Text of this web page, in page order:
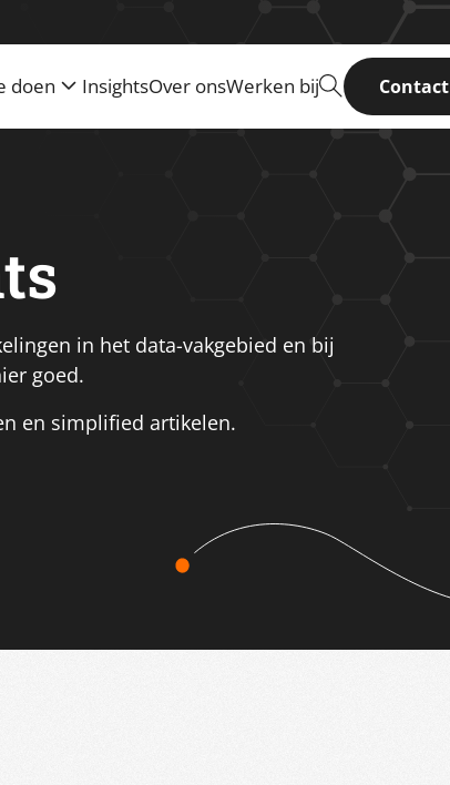
doen InsightsOver onsWerken bij Contact
in het data-vakgebied en bij
goed.
en simplified artikelen.